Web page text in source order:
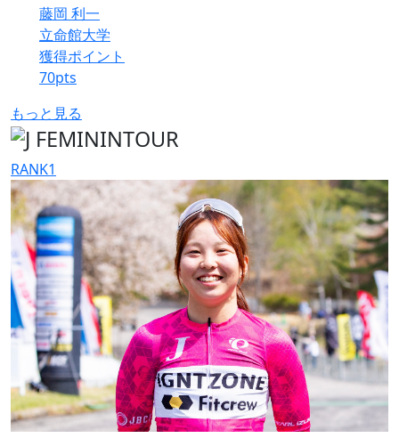
藤岡 利一
立命館大学
獲得ポイント
70pts
もっと見る
RANK1